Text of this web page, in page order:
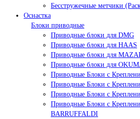
Бесстружечные метчики
Оснастка
Блоки приводные
Приводные блоки для DMG
Приводные блоки для HAAS
Приводные блоки для
Приводные блоки для
Приводные Блоки с
Приводные Блоки с
Приводные Блоки с
Приводные Блоки с
BARRUFFALDI